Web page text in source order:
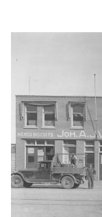
e
s
b
o
e
e
n